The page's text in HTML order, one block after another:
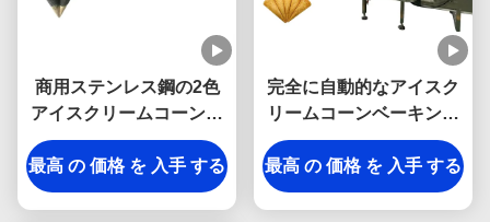
商用ステンレス鋼の2色
アイスクリームコーン生
産ライン
最高 の 価格 を 入手 する
完全に自動的なアイスク
リームコーンベーキング
マシン 商業用砂糖コーン
生産ラインに最適
最高 の 価格 を 入手 する